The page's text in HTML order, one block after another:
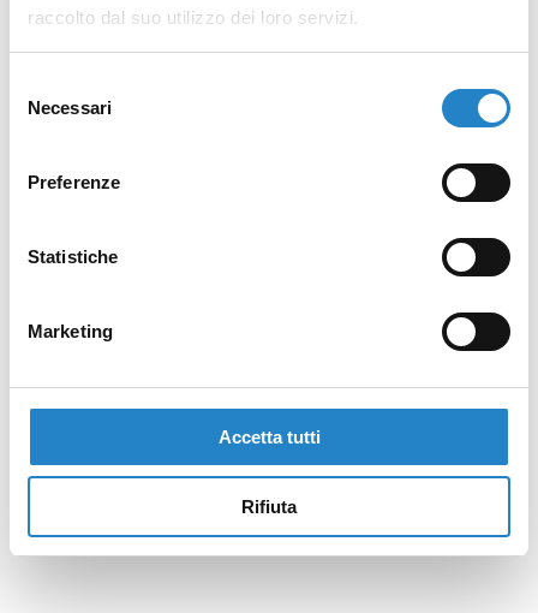
raccolto dal suo utilizzo dei loro servizi.
delNecessari
Preferenze
Statistiche
Marketing
Accetta tutti
Rifiuta